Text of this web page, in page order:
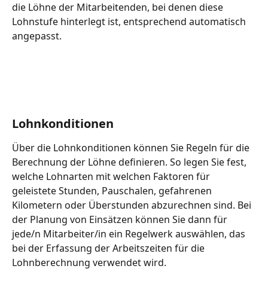
die Löhne der Mitarbeitenden, bei denen diese
Lohnstufe hinterlegt ist, entsprechend automatisch
angepasst.
Lohnkonditionen
Über die Lohnkonditionen können Sie Regeln für die
Berechnung der Löhne definieren. So legen Sie fest,
welche Lohnarten mit welchen Faktoren für
geleistete Stunden, Pauschalen, gefahrenen
Kilometern oder Überstunden abzurechnen sind. Bei
der Planung von Einsätzen können Sie dann für
jede/n Mitarbeiter/in ein Regelwerk auswählen, das
bei der Erfassung der Arbeitszeiten für die
Lohnberechnung verwendet wird.